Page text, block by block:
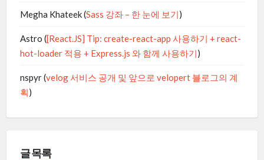
Megha Khateek(Sass 강좌 – 한 눈에 보기)
Astro ([React.JS] Tip: create-react-app 사용하기 + react-
hot-loader 적용 + Express.js 와 함께 사용하기)
nspyr(velog 서비스 공개 및 앞으로 velopert 블로그의 계
획)
글 목록